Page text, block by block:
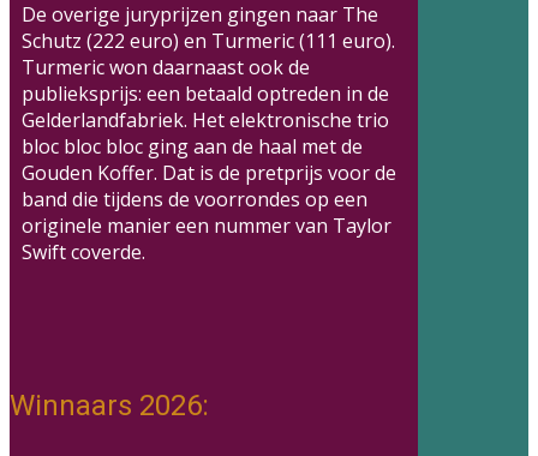
De overige juryprijzen gingen naar The
Schutz (222 euro) en Turmeric (111 euro).
Turmeric won daarnaast ook de
publieksprijs: een betaald optreden in de
Gelderlandfabriek. Het elektronische trio
bloc bloc bloc ging aan de haal met de
Gouden Koffer. Dat is de pretprijs voor de
band die tijdens de voorrondes op een
originele manier een nummer van Taylor
Swift coverde.
Winnaars 2026: